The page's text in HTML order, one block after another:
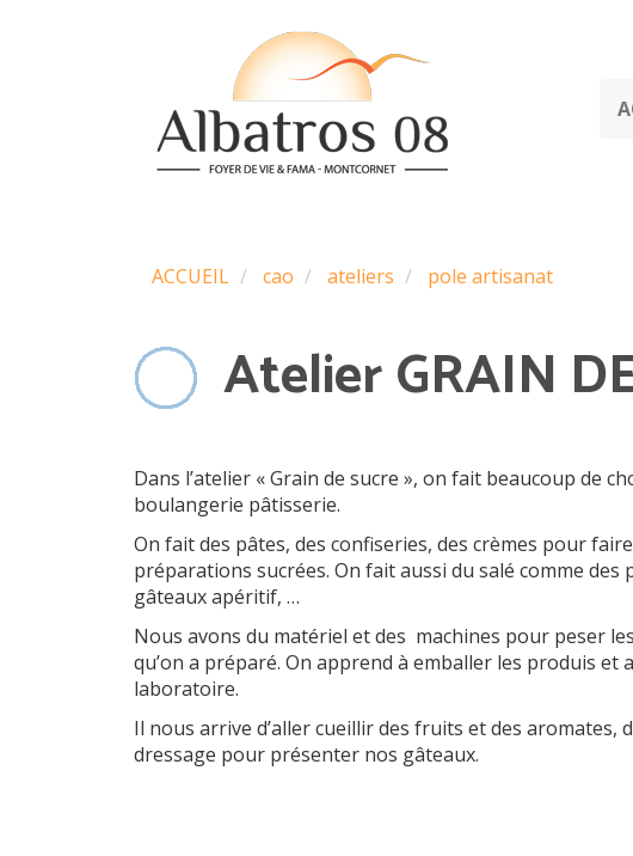
Menu
compte
de
Navigation
principale
ACCUEIL cao ateliers pole artisanat
Atelier GRAIN
Dans l’atelier « Grain de sucre », on fait beaucoup de
boulangerie pâtisserie.
On fait des pâtes, des confiseries, des crèmes pour
préparations sucrées. On fait aussi du salé comme des
gâteaux apéritif, …
Nous avons du matériel et des machines pour peser
qu’on a préparé. On apprend à emballer les produis et
laboratoire.
Il nous arrive d’aller cueillir des fruits et des aromates,
dressage pour présenter nos gâteaux.